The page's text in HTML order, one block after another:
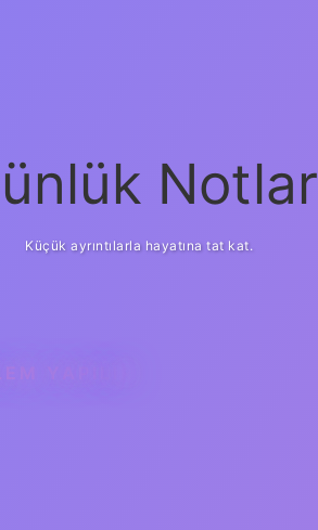
Notlar
Küçük ayrıntılarla hayatına tat kat.
YAPILIR